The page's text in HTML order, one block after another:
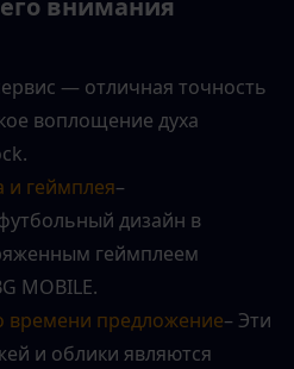
внимания
— отличная точность
воплощение духа
и геймплея–
дизайн в
геймплеем
MOBILE.
времени предложение– Эти
и облики являются